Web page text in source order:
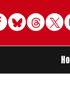
Facebook
BlueskyThreads